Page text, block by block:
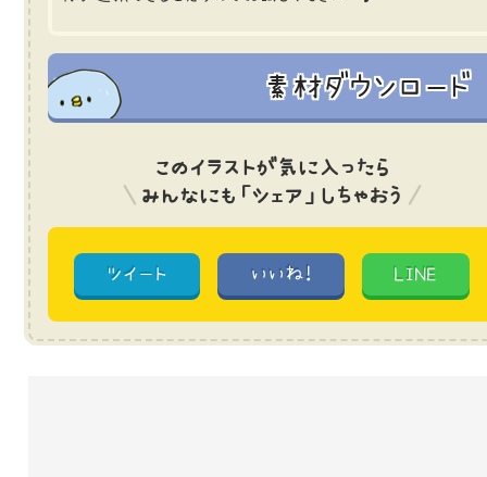
素材ダウンロード
このイラストが気に入ったら
みんなにも「シェア」しちゃおう
ツイート いいね! LINE